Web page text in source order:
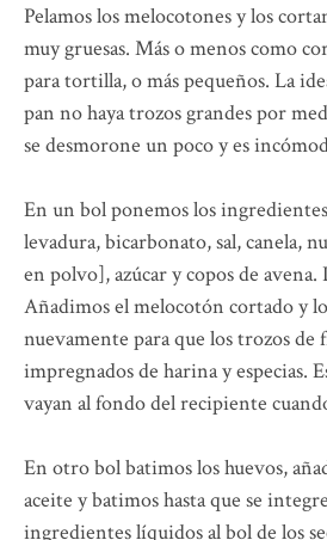
Pelamos los melocotones y los
muy gruesas. Más o menos como
para tortilla, o más pequeños. La
pan no haya trozos grandes por
se desmorone un poco y es
En un bol ponemos los
levadura, bicarbonato, sal, canela,
en polvo], azúcar y copos de avena.
Añadimos el melocotón cortado y
nuevamente para que los trozos de
impregnados de harina y especias.
vayan al fondo del recipiente
En otro bol batimos los huevos,
aceite y batimos hasta que se
ingredientes líquidos al bol de los